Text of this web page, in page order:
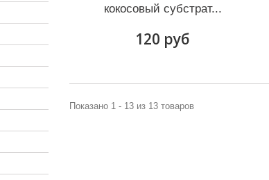
кокосовый субстрат...
120 руб
Показано 1 - 13 из 13 товаров